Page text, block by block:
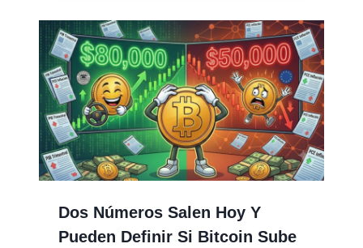
Dos Números Salen Hoy Y
Pueden Definir Si Bitcoin Sube